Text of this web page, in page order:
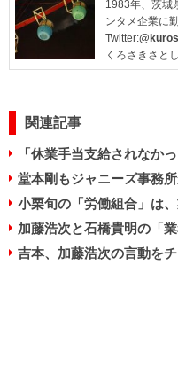
1983年、茨城
ンタメ企業に
Twitter:
くろさきさとし
関連記事
「休業手当支給されなか
堂本剛もジャニーズ事務
小栗旬の「労働組合」は
加藤浩次と石橋貴明の「
吉本、加藤浩次の言動を